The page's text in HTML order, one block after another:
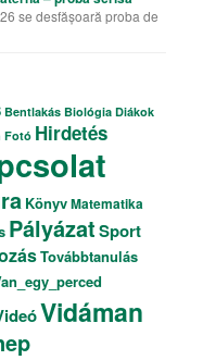
se desfășoară proba de
Bentlakás Biológia Diákok
Fotó Hirdetés
KönyvMatematika
PályázatSport
Továbbtanulás
Vidáman